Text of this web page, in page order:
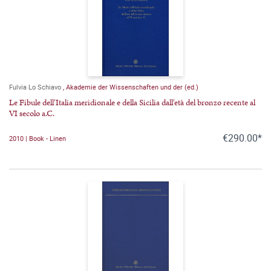
Fulvia Lo Schiavo , Akademie der Wissenschaften und der (ed.)
Le Fibule dell'Italia meridionale e della Sicilia dall'età del bronzo recente al
VI secolo a.C.
2010 | Book - Linen €290.00*